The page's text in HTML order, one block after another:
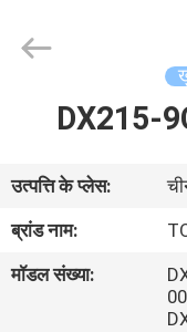
उत्पाद
वीडियो
Machinery
DX215-
उत्पत्ति के प्लेस:
ब्रांड नाम:
मॉडल संख्या: